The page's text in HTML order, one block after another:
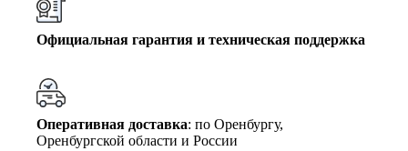
Официальная гарантия и техническая поддержка
Оперативная доставка: по Оренбургу,
Оренбургской области и России